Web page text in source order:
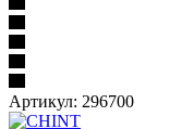
Артикул: 296700